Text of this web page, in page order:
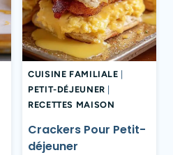
CUISINE FAMILIALE
PETIT-DÉJEUNER
RECETTES MAISON
Crackers Pour Petit-
déjeuner